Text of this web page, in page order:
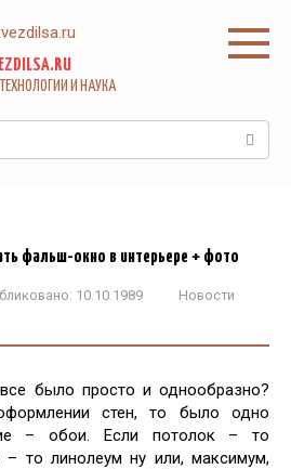
ТЕХНОЛОГИИ И НАУКА
фальш-окно в интерьере + фото
10.10.1989
Новости
было просто и однообразно?
стен, то было одно
– обои. Если потолок – то
то линолеум ну или, максимум,